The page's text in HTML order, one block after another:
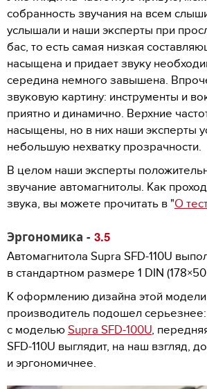
собранность звучания на всем
услышали и наши эксперты при
бас, то есть самая низкая
насыщена и придает звуку
середина немного завышена.
звуковую картину: инструменты и
приятно и динамично. Верхние
насыщены, но в них наши эксперты
небольшую нехватку прозрачности.
В целом наши эксперты
звучание автомагнитолы. Как
звука, вы можете прочитать в "О
Эргономика - 3.5
Автомагнитола Supra SFD-110U
в стандартном размере 1 DIN
К оформлению дизайна этой модели
производитель подошел
с моделью Supra SFD-100U,
SFD-110U выглядит, на наш взгляд,
и эргономичнее.